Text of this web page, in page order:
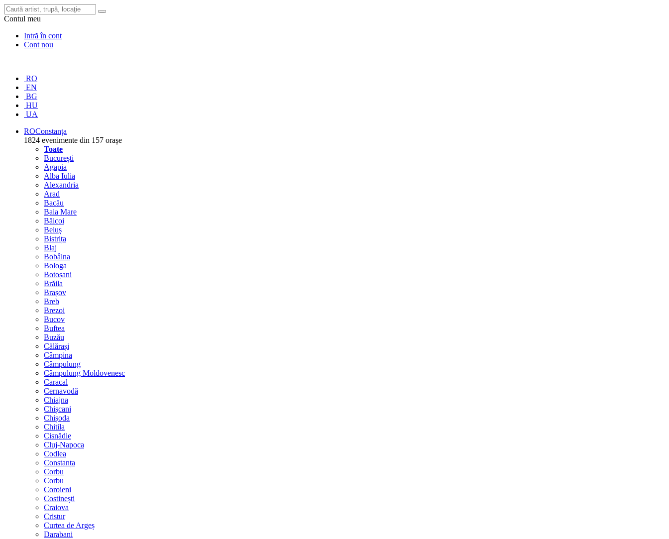
Contul meu
Intră în cont
Cont nou
RO
EN
BG
HU
UA
ROConstanța
1824 evenimente din 157 orașe
Toate
București
Agapia
Alba Iulia
Alexandria
Arad
Bacău
Baia Mare
Băicoi
Beiuș
Bistrița
Blaj
Bobâlna
Bologa
Botoșani
Brăila
Brașov
Breb
Brezoi
Bucov
Buftea
Buzău
Călărași
Câmpina
Câmpulung
Câmpulung Moldovenesc
Caracal
Cernavodă
Chiajna
Chișcani
Chișoda
Chitila
Cisnădie
Cluj-Napoca
Codlea
Constanța
Corbu
Corbu
Coroieni
Costinești
Craiova
Cristur
Curtea de Argeș
Darabani